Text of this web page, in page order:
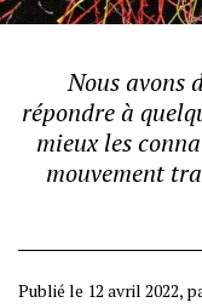
Nous avons
répondre à
mieux les
mouvement
Publié le 12 avril 2022,